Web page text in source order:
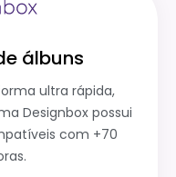
álbuns
ultra rápida,
Designbox possui
com +70